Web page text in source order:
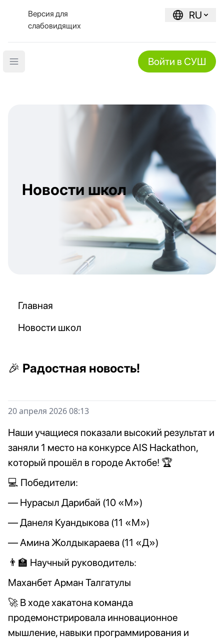
Версия для
слабовидящих
RU
Open main menu Войти в СУШ
Новости школ
Главная
Новости школ
🎉 Радостная новость!
20 апреля 2026 08:13
Наши учащиеся показали высокий результат и
заняли 1 место на конкурсе AIS Hackathon,
который прошёл в городе Актобе! 🏆
💻 Победители:
— Нурасыл Дарибай (10 «М»)
— Данеля Куандыкова (11 «М»)
— Амина Жолдыкараева (11 «Д»)
👨‍🏫 Научный руководитель:
Маханбет Арман Талгатулы
🚀 В ходе хакатона команда
продемонстрировала инновационное
мышление, навыки программирования и